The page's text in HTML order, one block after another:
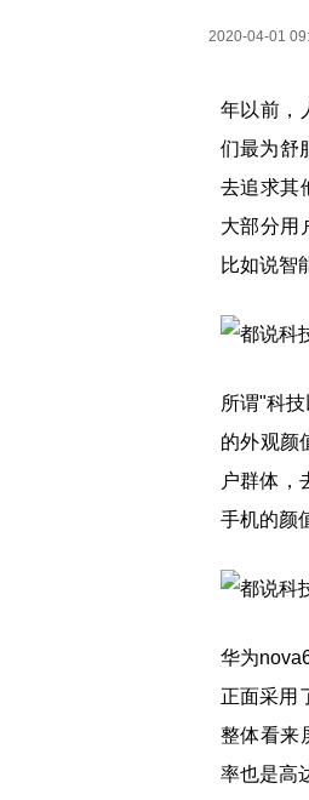
2020-04-01
年以前，
们最为舒
去追求其
大部分用
比如说智
所谓"科
的外观颜
户群体，
手机的颜
华为
正面采用
整体看来
率也是高